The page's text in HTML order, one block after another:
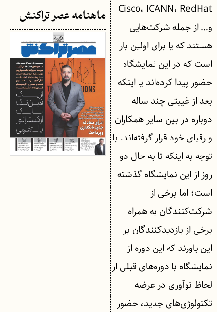
Cisco، ICANN، RedHat
و… از جمله شرکت‌هایی
هستند که یا برای اولین بار
است که در این نمایشگاه
حضور پیدا کرده‌اند یا اینکه
بعد از غیبتی چند ساله
دوباره در بین سایر همکاران
و رقبای خود قرار گرفته‌اند. با
توجه به اینکه تا به حال دو
روز از این نمایشگاه گذشته
است؛ اما برخی از
شرکت‌کنندگان به همراه
برخی از بازدیدکنندگان بر
این باورند که این دوره از
نمایشگاه با دوره‌های قبلی از
لحاظ نوآوری در عرضه
تکنولوژی‌های جدید، حضور
ماهنامه عصر تراکنش